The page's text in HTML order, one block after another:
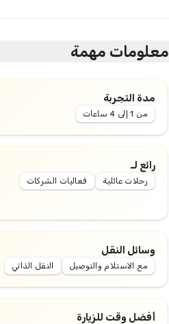
معلومات مهمة
مدة التجربة
من 1 إلى 4 ساعات
رائع لـ
رحلات عائلية فعاليات الشركات
وسائل النقل
مع الاستلام والتوصيل النقل الذاتي
أفضل وقت للزيارة